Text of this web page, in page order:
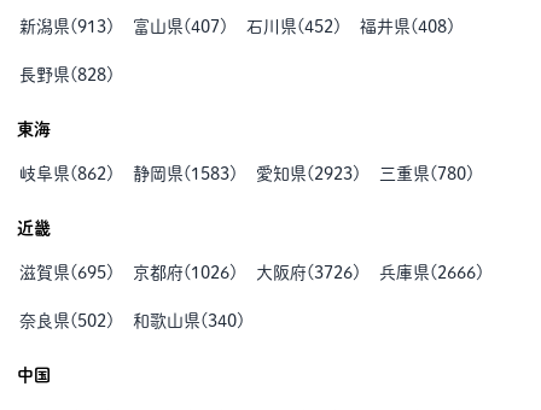
新潟県(913) 富山県(407 ) 石川県(452 ) 福井県(408)
長野県(828)
東海
岐阜県(862 ) 静岡県( 1583) 愛知県( 2923) 三重県( 780)
近畿
滋賀県( 695) 京都府( 1026) 大阪府(3726) 兵庫県( 2666)
奈良県( 502 ) 和歌山県(340)
中国